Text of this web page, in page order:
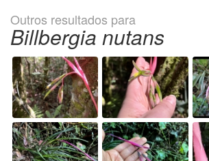
Outros resultados para
Billbergia nutans